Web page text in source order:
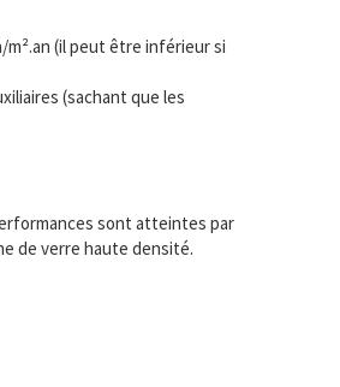
m².an (il peut être inférieur si
(sachant que les
sont atteintes par
de verre haute densité.